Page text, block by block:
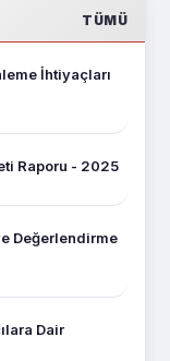
TÜMÜ
İhtiyaçları
Raporu - 2025
Değerlendirme
Dair